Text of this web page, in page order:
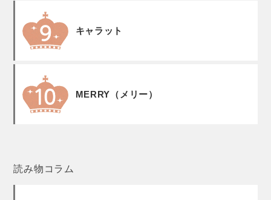
キャラット
MERRY（メリー）
読み物コラム